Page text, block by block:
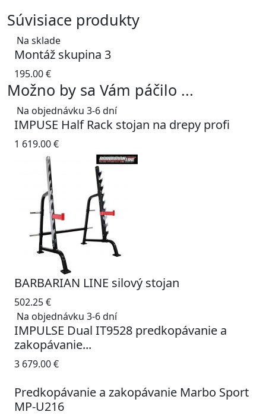
Súvisiace produkty
Na sklade
Montáž skupina 3
195.00€
Možno by sa Vám páčilo ...
Na objednávku 3-6 dní
IMPUSE Half Rack stojan na drepy profi
1 619.00€
BARBARIAN LINE silový stojan
502.25€
Na objednávku 3-6 dní
IMPULSE Dual IT9528 predkopávanie a
zakopávanie...
3 679.00€
Predkopávanie a zakopávanie Marbo Sport
MP-U216